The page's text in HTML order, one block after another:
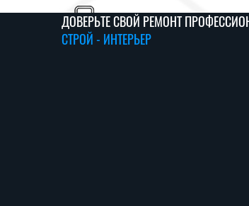
01 / 06
ДОВЕРЬТЕ СВОЙ РЕМОНТ
СТРОЙ - ИНТЕРЬЕР